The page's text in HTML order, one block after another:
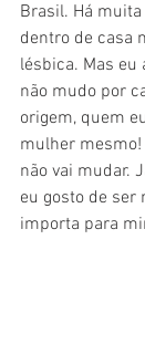
Brasil. Há
dentro de casa
lésbica. Mas eu
não mudo por
origem, quem
mulher
não vai mudar.
eu gosto de ser
importa para